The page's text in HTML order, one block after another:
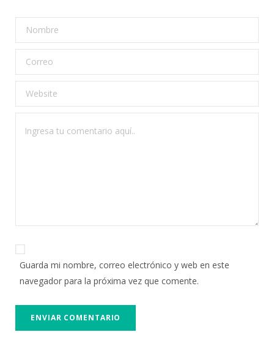
Guarda mi nombre, correo electrónico y web en este
navegador para la próxima vez que comente.